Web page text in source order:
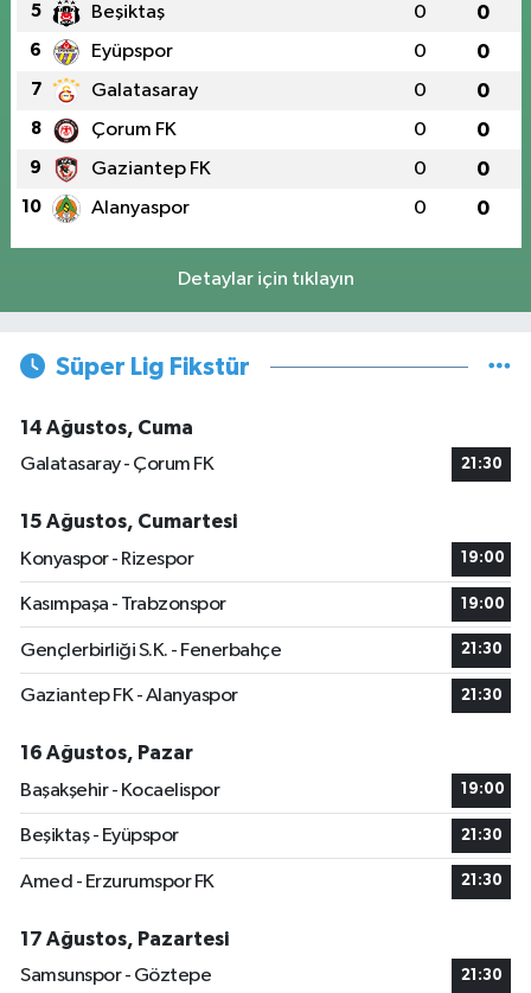
5 Beşiktaş 0 0
6 Eyüpspor 0 0
7 Galatasaray 0 0
8 Çorum FK 0 0
9 Gaziantep FK 0 0
10 Alanyaspor 0 0
Detaylar için tıklayın
Süper Lig Fikstür
14 Ağustos, Cuma
Galatasaray - Çorum FK
21:30
15 Ağustos, Cumartesi
Konyaspor - Rizespor
19:00
Kasımpaşa - Trabzonspor 19:00
Gençlerbirliği S.K. - Fenerbahçe 21:30
Gaziantep FK - Alanyaspor 21:30
16 Ağustos, Pazar
Başakşehir - Kocaelispor
19:00
Beşiktaş - Eyüpspor 21:30
Amed - Erzurumspor FK 21:30
17 Ağustos, Pazartesi
Samsunspor - Göztepe
21:30